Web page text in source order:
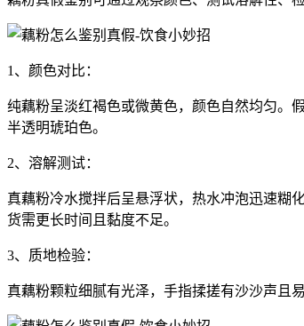
1、颜色对比：
纯藕粉呈淡红褐色或微黄色，颜色自然均匀。
半透明琥珀色。
2、溶解测试：
真藕粉冷水搅拌后呈悬浮状，热水冲泡迅速糊
货需更长时间且黏度不足。
3、质地检验：
真藕粉颗粒细腻有光泽，手指揉搓有沙沙声且